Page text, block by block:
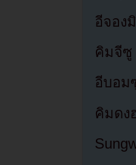
อีจอง
คิมจีซู
อีบอม
คิมดง